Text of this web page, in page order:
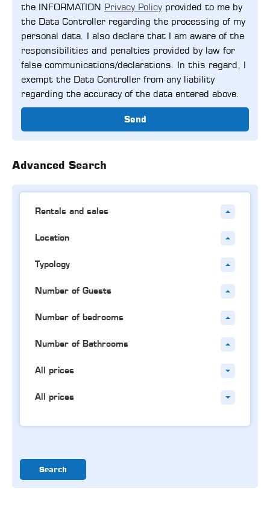
the INFORMATION Privacy Policy provided to me by
the Data Controller regarding the processing of my
personal data. I also declare that I am aware of the
responsibilities and penalties provided by law for
false communications/declarations. In this regard, I
exempt the Data Controller from any liability
regarding the accuracy of the data entered above.
Send
Advanced Search
Rentals and sales
Location
Typology
Number of Guests
Number of bedrooms
Number of Bathrooms
All prices
All prices
Search